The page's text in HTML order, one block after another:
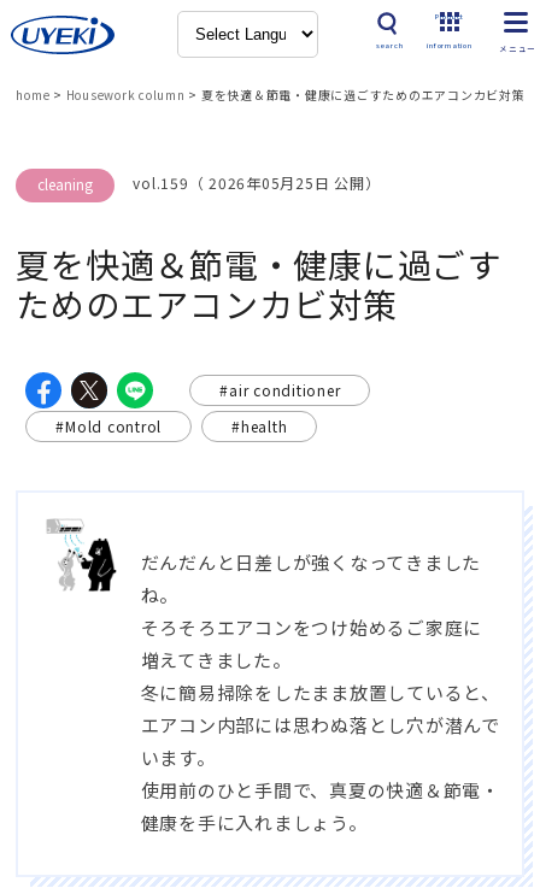
search
Product
information
home > Housework column > 夏を快適＆節電・健康に過ごすためのエアコンカビ対策
cleaning vol.159（ 2026年05月25日 公開）
夏を快適＆節電・健康に過ごす
ためのエアコンカビ対策
#air conditioner
#Mold control
#health
だんだんと日差しが強くなってきました
ね。
そろそろエアコンをつけ始めるご家庭に
増えてきました。
冬に簡易掃除をしたまま放置していると、
エアコン内部には思わぬ落とし穴が潜んで
います。
使用前のひと手間で、真夏の快適＆節電・
健康を手に入れましょう。